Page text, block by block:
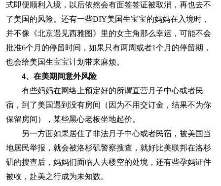
式即便顺利入境，以后依然会有面签签证被取消，再也去不
了美国的风险。还有一些DIY美国生宝宝的妈妈在入境时，
并不像《北京遇见西雅图》里的女主角那么幸运，可能不会
批准6个月的停留时间，如果只有两周或者1个月的停留期，
也会给美国生宝宝计划带来麻烦。
4、 在美期间意外风险
有些妈妈在网络上预定好的所谓直营月子中心或者民
宿，到了美国遇到没有房间（因为不用交订金，结果不为你
保留房间），某些黑心老板坐地起价。
另一方面如果居住了非法月子中心或者民宿，被美国当
地居民举报，就会被洛杉矶警察搜查，就好比美联邦在洛杉
矶的搜查后，妈妈们面临人去楼空的处境，还有些孕妈证件
被收，赴美之行成为未知数。